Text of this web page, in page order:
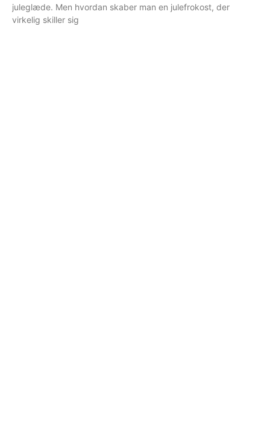
juleglæde. Men hvordan skaber man en julefrokost, der
virkelig skiller sig